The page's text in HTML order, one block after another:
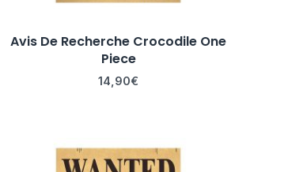
Avis De Recherche Crocodile One
Piece
14,90€